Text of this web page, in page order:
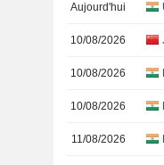
Aujourd'hui
10/08/2026
10/08/2026
10/08/2026
11/08/2026